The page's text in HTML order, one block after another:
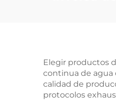
para
de agua
Elegir productos
continua de agua
calidad de
protocolos